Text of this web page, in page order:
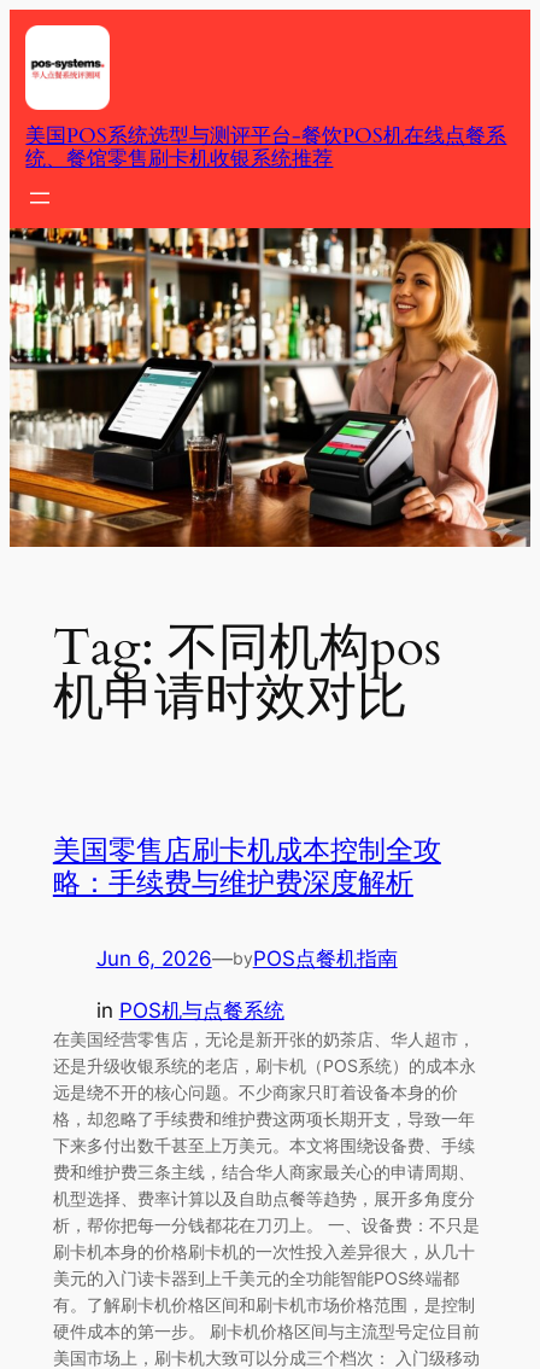
Skip
content
美国POS系统选型与测评平台-餐饮POS机在线点餐系
统、餐馆零售刷卡机收银系统推荐
Tag: 不同机构pos
机申请时效对比
美国零售店刷卡机成本控制全攻
略：手续费与维护费深度解析
Jun 6, 2026—byPOS点餐机指南
in POS机与点餐系统
在美国经营零售店，无论是新开张的奶茶店、华人超市，
还是升级收银系统的老店，刷卡机（POS系统）的成本永
远是绕不开的核心问题。不少商家只盯着设备本身的价
格，却忽略了手续费和维护费这两项长期开支，导致一年
下来多付出数千甚至上万美元。本文将围绕设备费、手续
费和维护费三条主线，结合华人商家最关心的申请周期、
机型选择、费率计算以及自助点餐等趋势，展开多角度分
析，帮你把每一分钱都花在刀刃上。 一、设备费：不只是
刷卡机本身的价格刷卡机的一次性投入差异很大，从几十
美元的入门读卡器到上千美元的全功能智能POS终端都
有。了解刷卡机价格区间和刷卡机市场价格范围，是控制
硬件成本的第一步。 刷卡机价格区间与主流型号定位目前
美国市场上，刷卡机大致可以分成三个档次： 入门级移动